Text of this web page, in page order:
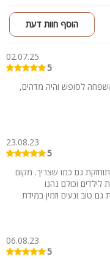
הוסף חוות דעת
02.07.25
5
לסופש והיה מדהים,
23.08.23
5
גם כמו שצריך. מקום
וכולם נהנו
טוב ונעים וזמין במידת
06.08.23
5